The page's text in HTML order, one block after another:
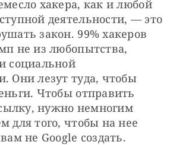
хакера, как и любой
деятельности, — это
закон. 99% хакеров
не из любопытства,
социальной
Они лезут туда, чтобы
Чтобы отправить
нужно немногим
для того, чтобы на нее
не Google создать.